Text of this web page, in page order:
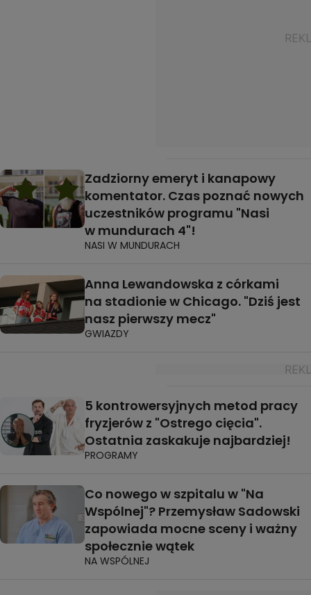
Zadziorny emeryt i kanapowy
komentator. Czas poznać nowych
uczestników programu "Nasi
w mundurach 4"!
NASI W MUNDURACH
Anna Lewandowska z córkami
na stadionie w Chicago. "Dziś jest
nasz pierwszy mecz"
GWIAZDY
5 kontrowersyjnych metod pracy
fryzjerów z "Ostrego cięcia".
Ostatnia zaskakuje najbardziej!
PROGRAMY
Co nowego w szpitalu w "Na
Wspólnej"? Przemysław Sadowski
zapowiada mocne sceny i ważny
społecznie wątek
NA WSPÓLNEJ